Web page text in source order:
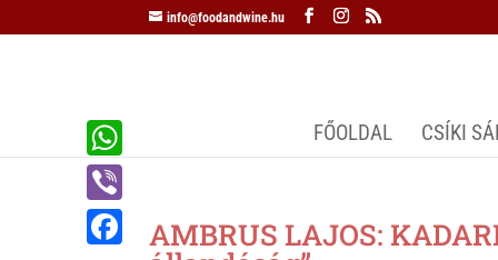
info@foodandwine.hu
FŐOLDAL CSÍKI
AMBRUS LAJOS:
W
h
a
V